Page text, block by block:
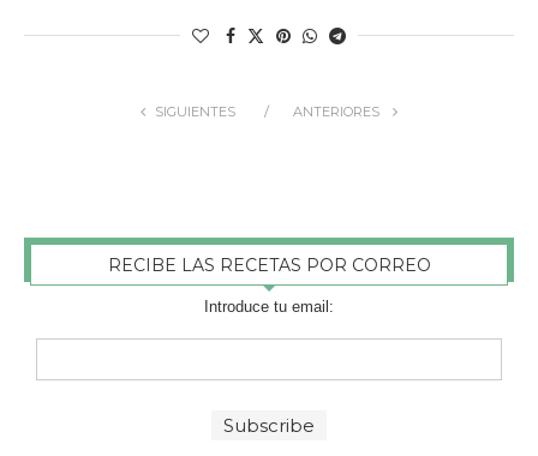
SIGUIENTES ANTERIORES
RECIBE LAS RECETAS POR CORREO
Introduce tu email: